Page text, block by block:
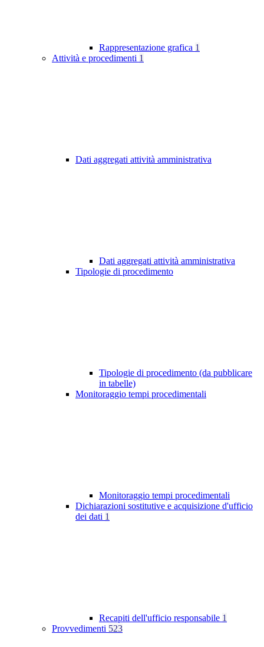
Rappresentazione grafica 1
Attività e procedimenti 1
Dati aggregati attività amministrativa
Dati aggregati attività amministrativa
Tipologie di procedimento
Tipologie di procedimento (da pubblicare
in tabelle)
Monitoraggio tempi procedimentali
Monitoraggio tempi procedimentali
Dichiarazioni sostitutive e acquisizione d'ufficio
dei dati 1
Recapiti dell'ufficio responsabile 1
Provvedimenti 523